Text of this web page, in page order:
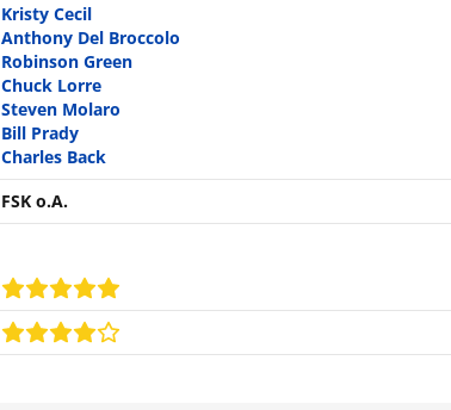
Kristy Cecil
Anthony Del Broccolo
Robinson Green
Chuck Lorre
Steven Molaro
Bill Prady
Charles Back
FSK o.A.